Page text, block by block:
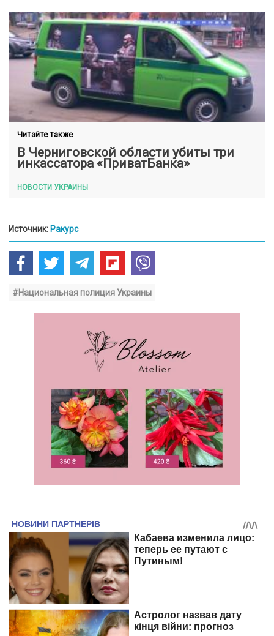
Читайте также
В Черниговской области убиты три
инкассатора «ПриватБанка»
НОВОСТИ УКРАИНЫ
Источник: Ракурс
#Национальная полиция Украины